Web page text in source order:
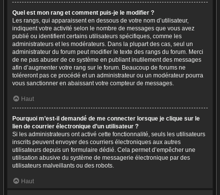
Quel est mon rang et comment puis-je le modifier ?
Les rangs, qui apparaissent en dessous de votre nom d’utilisateur,
indiquent votre activité selon le nombre de messages que vous avez
publié ou identifient certains utilisateurs spécifiques, comme les
administrateurs et les modérateurs. Dans la plupart des cas, seul un
administrateur du forum peut modifier le texte des rangs du forum. Merci
de ne pas abuser de ce système en publiant inutilement des messages
afin d’augmenter votre rang sur le forum. Beaucoup de forums ne
toléreront pas ce procédé et un administrateur ou un modérateur pourra
vous sanctionner en abaissant votre compteur de messages.
Haut
Pourquoi m’est-il demandé de me connecter lorsque je clique sur le
lien de courrier électronique d’un utilisateur ?
Si les administrateurs ont activé cette fonctionnalité, seuls les utilisateurs
inscrits peuvent envoyer des courriers électroniques aux autres
utilisateurs depuis un formulaire dédié. Cela permet d’empêcher une
utilisation abusive du système de messagerie électronique par des
utilisateurs malveillants ou des robots.
Haut